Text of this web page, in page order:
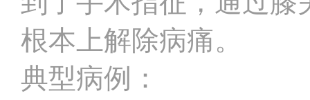
根本上解除病痛。
典型病例：